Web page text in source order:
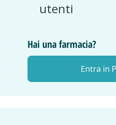
utenti
Hai una farmacia?
Entra in